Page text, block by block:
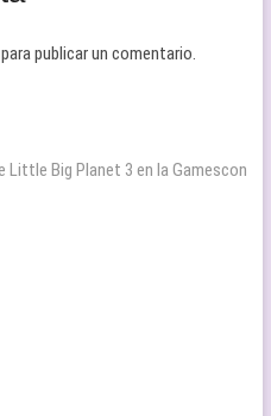
para publicar un comentario.
Little Big Planet 3 en la Gamescon